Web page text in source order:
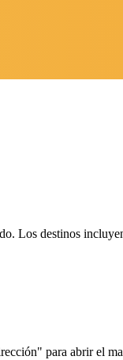
Los destinos
para abrir el